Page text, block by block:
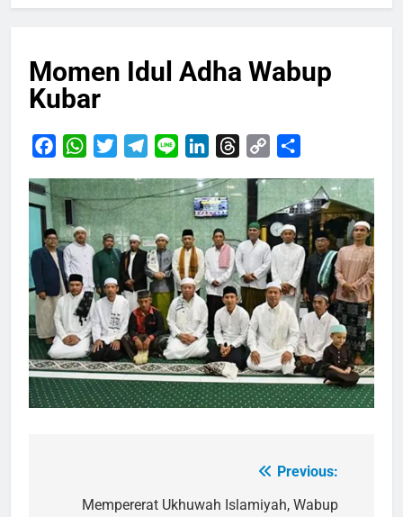
Momen Idul Adha Wabup
Kubar
FacebookWhatsApp
TwitterTelegram
Line LinkedInThreads
Copy
Previous:
Mempererat Ukhuwah Islamiyah, Wabup